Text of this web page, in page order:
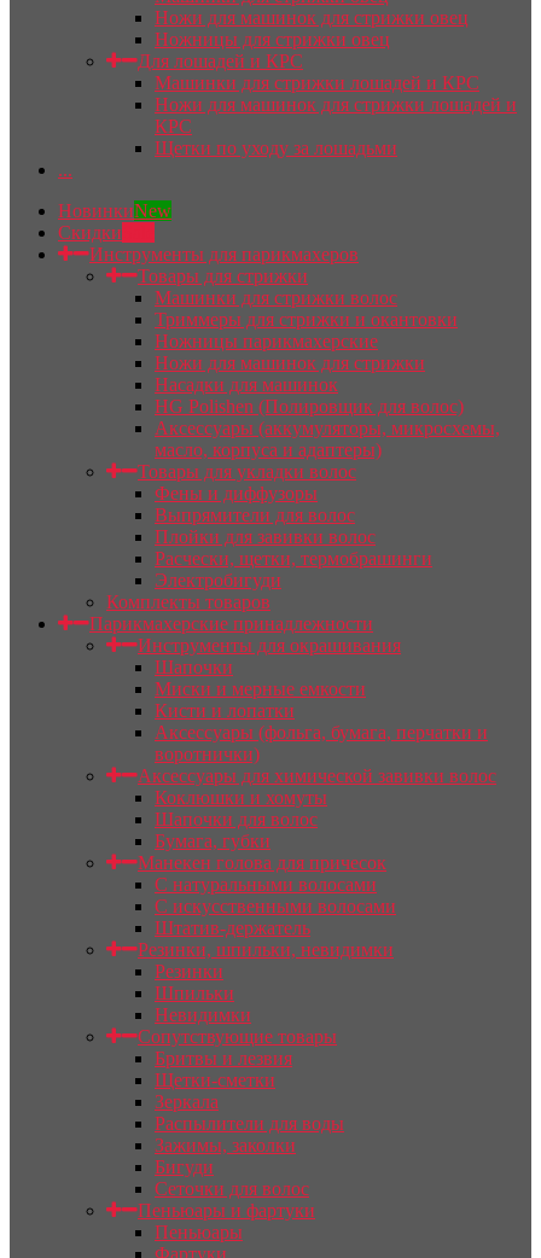
Ножи для машинок для стрижки овец
Ножницы для стрижки овец
Для лошадей и КРС
Машинки для стрижки лошадей и КРС
Ножи для машинок для стрижки лошадей и
КРС
Щетки по уходу за лошадьми
...
НовинкиNew
Скидки
Инструменты для парикмахеров
Товары для стрижки
Машинки для стрижки волос
Триммеры для стрижки и окантовки
Ножницы парикмахерские
Ножи для машинок для стрижки
Насадки для машинок
HG Polishen (Полировщик для волос)
Аксессуары (аккумуляторы, микросхемы,
масло, корпуса и адаптеры)
Товары для укладки волос
Фены и диффузоры
Выпрямители для волос
Плойки для завивки волос
Расчески, щетки, термобрашинги
Электробигуди
Комплекты товаров
Парикмахерские принадлежности
Инструменты для окрашивания
Шапочки
Миски и мерные емкости
Кисти и лопатки
Аксессуары (фольга, бумага, перчатки и
воротнички)
Аксессуары для химической завивки волос
Коклюшки и хомуты
Шапочки для волос
Бумага, губки
Манекен голова для причесок
С натуральными волосами
С искусственными волосами
Штатив-держатель
Резинки, шпильки, невидимки
Резинки
Шпильки
Невидимки
Сопутствующие товары
Бритвы и лезвия
Щетки-сметки
Зеркала
Распылители для воды
Зажимы, заколки
Бигуди
Сеточки для волос
Пеньюары и фартуки
Пеньюары
Фартуки